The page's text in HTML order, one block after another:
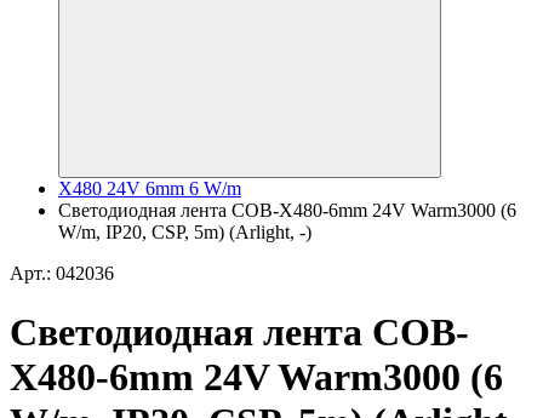
X480 24V 6mm 6 W/m
Светодиодная лента COB-X480-6mm 24V Warm3000 (6
W/m, IP20, CSP, 5m) (Arlight, -)
Арт.: 042036
Светодиодная лента COB-
X480-6mm 24V Warm3000 (6